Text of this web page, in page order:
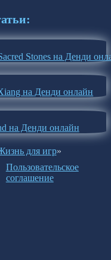
Stones на Денди
на Денди онлайн
на Денди онлайн
для игр»
Пользовательское
соглашение